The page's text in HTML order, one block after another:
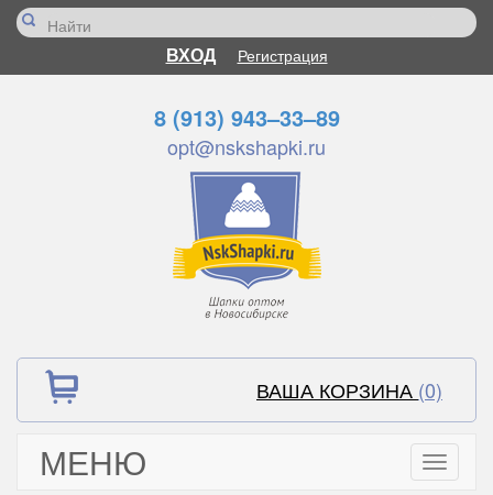
ВХОД Регистрация
8 (913) 943–33–89
opt@nskshapki.ru
ВАША КОРЗИНА (0)
МЕНЮ
Toggle